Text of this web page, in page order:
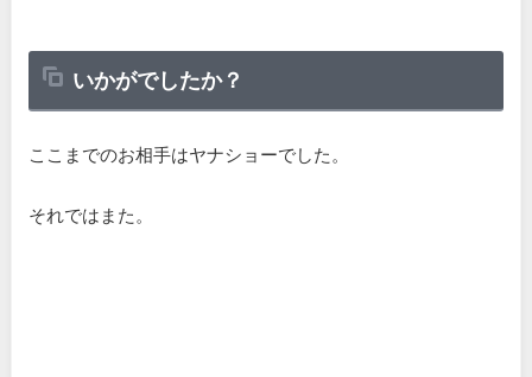
いかがでしたか？
ここまでのお相手はヤナショーでした。
それではまた。